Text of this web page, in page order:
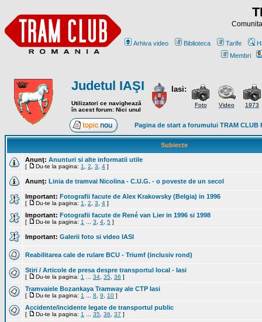
Arhiva video Biblioteca Tarife
Membri
Judetul IAŞI
Utilizatori ce navighează
în acest forum: Nici unul
Iasi:
Foto Video 1973
Pagina de start a forumului TRAM CLUB
Subiecte
Anunţ: Anunturi si alte informatii utile
[ Du-te la pagina: 1 2 3 4 ]
Anunţ: Linia de tramvai Nicolina - C.U.G. - o poveste de un secol
Important: Fotografii facute de Alex Krakowsky (Belgia) in 1996
[ Du-te la pagina: 1 2 3 4 ]
Important: Fotografii facute de René van Lier in 1996 si 1998
[ Du-te la pagina: 1 3 4 5 ]
Important: Galerii foto si video IASI
Reabilitarea cale de rulare BCU - Triumf (inclusiv rond)
Stiri / Articole de presa despre transportul local - Iasi
[ Du-te la pagina: 1 34 35 36 ]
Tramvaiele Bozankaya Tramway ale CTP Iasi
[ Du-te la pagina: 1 8 9 10 ]
Accidente/incidente legate de transportul public
[ Du-te la pagina: 1 35 36 37 ]